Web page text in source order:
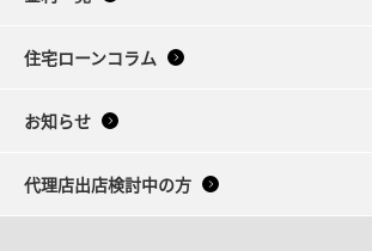
住宅ローンコラム
お知らせ
代理店出店検討中の方